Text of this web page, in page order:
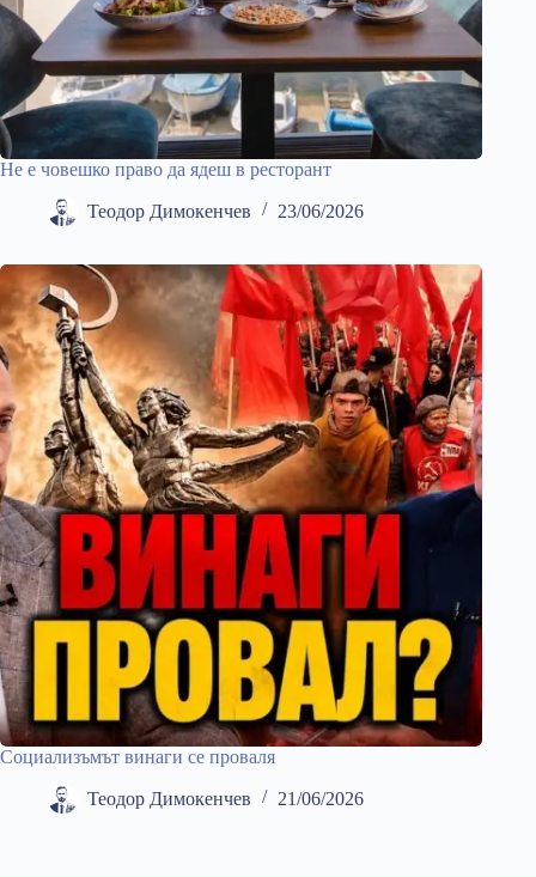
Не е човешко право да ядеш в ресторант
Теодор Димокенчев 23/06/2026
Социализъмът винаги се проваля
Теодор Димокенчев 21/06/2026